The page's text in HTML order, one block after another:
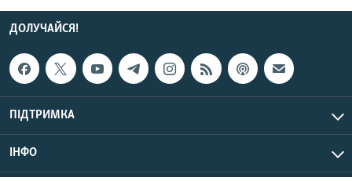
ДОЛУЧАЙСЯ!
ПІДТРИМКА
ІНФО